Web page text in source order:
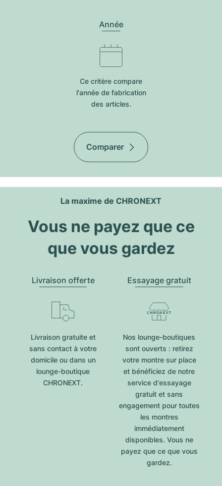
Année
Ce critère compare
l'année de fabrication
des articles.
Comparer
La maxime de CHRONEXT
Vous ne payez que ce
que vous gardez
Livraison offerte
Livraison gratuite et
sans contact à votre
domicile ou dans un
lounge-boutique
CHRONEXT.
Essayage gratuit
Nos lounge-boutiques
sont ouverts : retirez
votre montre sur place
et bénéficiez de notre
service d'essayage
gratuit et sans
engagement pour toutes
les montres
immédiatement
disponibles. Vous ne
payez que ce que vous
gardez.